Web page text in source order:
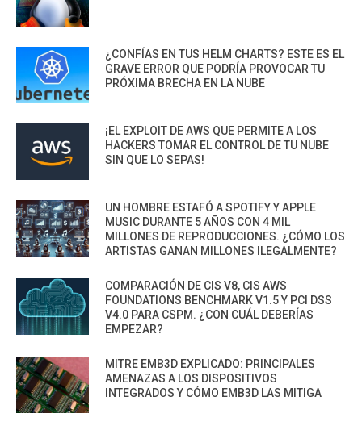
¿CONFÍAS EN TUS HELM CHARTS? ESTE ES EL
GRAVE ERROR QUE PODRÍA PROVOCAR TU
PRÓXIMA BRECHA EN LA NUBE
¡EL EXPLOIT DE AWS QUE PERMITE A LOS
HACKERS TOMAR EL CONTROL DE TU NUBE
SIN QUE LO SEPAS!
UN HOMBRE ESTAFÓ A SPOTIFY Y APPLE
MUSIC DURANTE 5 AÑOS CON 4 MIL
MILLONES DE REPRODUCCIONES. ¿CÓMO LOS
ARTISTAS GANAN MILLONES ILEGALMENTE?
COMPARACIÓN DE CIS V8, CIS AWS
FOUNDATIONS BENCHMARK V1.5 Y PCI DSS
V4.0 PARA CSPM. ¿CON CUÁL DEBERÍAS
EMPEZAR?
MITRE EMB3D EXPLICADO: PRINCIPALES
AMENAZAS A LOS DISPOSITIVOS
INTEGRADOS Y CÓMO EMB3D LAS MITIGA